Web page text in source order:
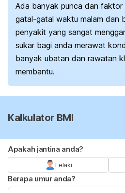
Ada banyak punca dan faktor
gatal-gatal waktu malam dan
penyakit yang sangat
sukar bagi anda merawat
banyak ubatan dan rawatan
membantu.
Kalkulator BMI
Apakah jantina anda?
Lelaki
Berapa umur anda?